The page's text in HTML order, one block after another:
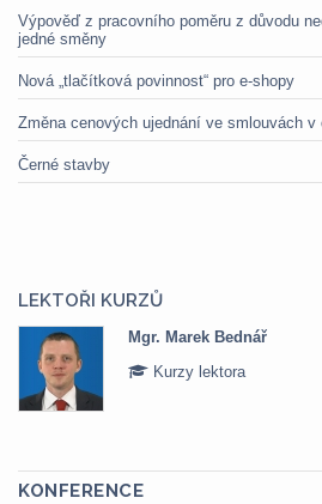
Výpověď z pracovního poměru z důvodu
jedné směny
Nová „tlačítková povinnost“ pro e-shopy
Změna cenových ujednání ve smlouvách v
Černé stavby
LEKTOŘI KURZŮ
Mgr. Marek Bednář
Kurzy lektora
KONFERENCE